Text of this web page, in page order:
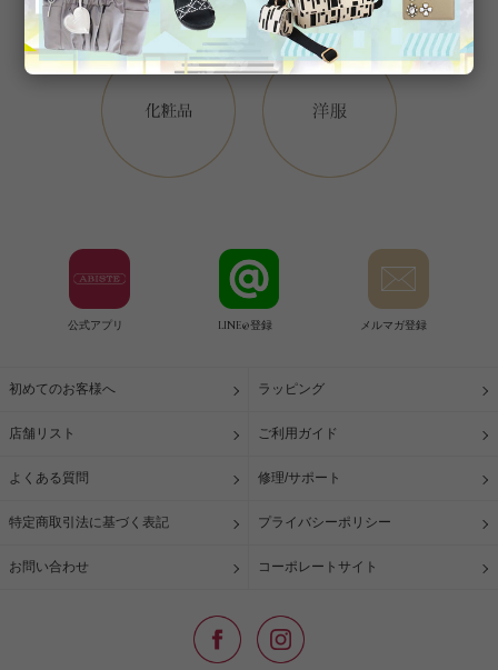
公式アプリ LINE@登録 メルマガ登録
初めてのお客様へ ラッピング
店舗リスト ご利用ガイド
よくある質問 修理/サポート
特定商取引法に基づく表記 プライバシーポリシー
お問い合わせ コーポレートサイト